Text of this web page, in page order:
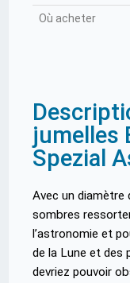
Où acheter
jumelles
Spezial
Avec un
sombres
l’astronomie et
de la Lune et des
devriez pouvoir